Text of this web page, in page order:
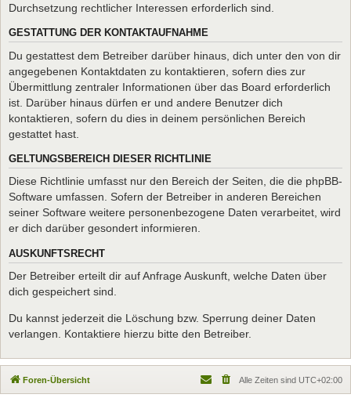
Durchsetzung rechtlicher Interessen erforderlich sind.
GESTATTUNG DER KONTAKTAUFNAHME
Du gestattest dem Betreiber darüber hinaus, dich unter den von dir
angegebenen Kontaktdaten zu kontaktieren, sofern dies zur
Übermittlung zentraler Informationen über das Board erforderlich
ist. Darüber hinaus dürfen er und andere Benutzer dich
kontaktieren, sofern du dies in deinem persönlichen Bereich
gestattet hast.
GELTUNGSBEREICH DIESER RICHTLINIE
Diese Richtlinie umfasst nur den Bereich der Seiten, die die phpBB-
Software umfassen. Sofern der Betreiber in anderen Bereichen
seiner Software weitere personenbezogene Daten verarbeitet, wird
er dich darüber gesondert informieren.
AUSKUNFTSRECHT
Der Betreiber erteilt dir auf Anfrage Auskunft, welche Daten über
dich gespeichert sind.
Du kannst jederzeit die Löschung bzw. Sperrung deiner Daten
verlangen. Kontaktiere hierzu bitte den Betreiber.
Foren-Übersicht Alle Zeiten sind UTC+02:00